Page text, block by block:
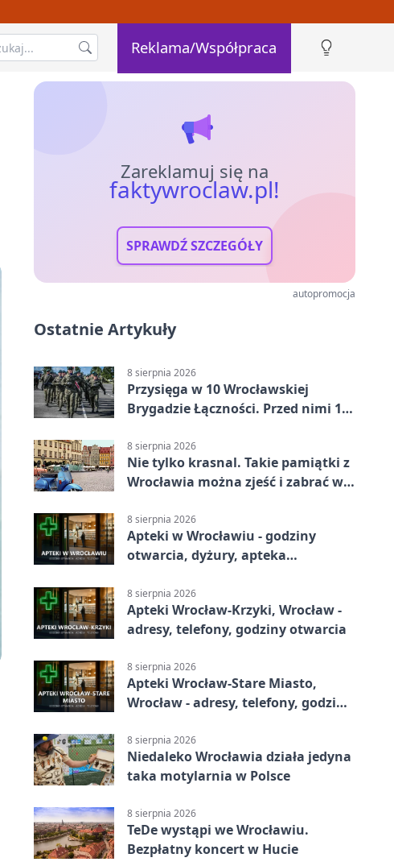
Reklama/Współpraca
Zareklamuj się na
faktywroclaw.pl!
SPRAWDŹ SZCZEGÓŁY
autopromocja
Ostatnie Artykuły
8 sierpnia 2026
Przysięga w 10 Wrocławskiej
Brygadzie Łączności. Przed nimi 11
8 sierpnia 2026
Nie tylko krasnal. Takie pamiątki z
Wrocławia można zjeść i zabrać w
8 sierpnia 2026
Apteki w Wrocławiu - godziny
otwarcia, dyżury, apteka
8 sierpnia 2026
Apteki Wrocław-Krzyki, Wrocław -
adresy, telefony, godziny otwarcia
8 sierpnia 2026
Apteki Wrocław-Stare Miasto,
Wrocław - adresy, telefony, godziny
8 sierpnia 2026
Niedaleko Wrocławia działa jedyna
taka motylarnia w Polsce
8 sierpnia 2026
TeDe wystąpi we Wrocławiu.
Bezpłatny koncert w Hucie